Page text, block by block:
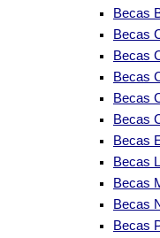
Becas
Becas
Becas
Becas
Becas
Becas
Becas
Becas
Becas
Becas
Becas